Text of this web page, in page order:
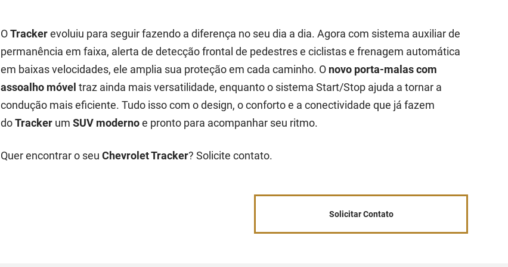
OTrackerevoluiu para seguir fazendo a diferença no seu dia a dia. Agora com sistema auxiliar de
permanência em faixa, alerta de detecção frontal de pedestres e ciclistas e frenagem automática
em baixas velocidades, ele amplia sua proteção em cada caminho. O novo porta-malas com
assoalho móvel traz ainda mais versatilidade, enquanto o sistema Start/Stop ajuda a tornar a
condução mais eficiente. Tudo isso com o design, o conforto e a conectividade que já fazem
doTracker um SUV modernoe pronto para acompanhar seu ritmo.
Quer encontrar o seu Chevrolet Tracker? Solicite contato.
Solicitar Contato